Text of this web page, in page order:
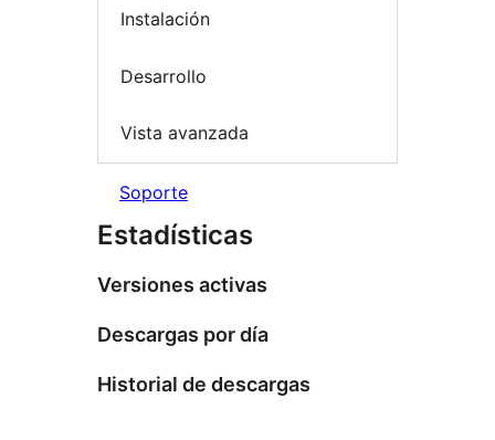
Instalación
Desarrollo
Vista avanzada
Soporte
Estadísticas
Versiones activas
Descargas por día
Historial de descargas